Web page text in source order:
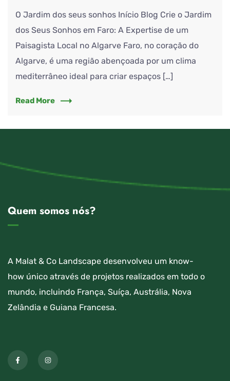
O Jardim dos seus sonhos Início Blog Crie o Jardim
dos Seus Sonhos em Faro: A Expertise de um
Paisagista Local no Algarve Faro, no coração do
Algarve, é uma região abençoada por um clima
mediterrâneo ideal para criar espaços […]
Read More
Quem somos nós?
A Malat & Co Landscape desenvolveu um know-
how único através de projetos realizados em todo o
mundo, incluindo França, Suíça, Austrália, Nova
Zelândia e Guiana Francesa.